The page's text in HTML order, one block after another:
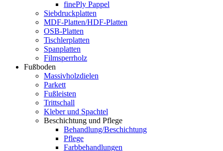
finePly Pappel
Siebdruckplatten
MDF-Platten/HDF-Platten
OSB-Platten
Tischlerplatten
Spanplatten
Filmsperrholz
Fußboden
Massivholzdielen
Parkett
Fußleisten
Trittschall
Kleber und Spachtel
Beschichtung und Pflege
Behandlung/Beschichtung
Pflege
Farbbehandlungen